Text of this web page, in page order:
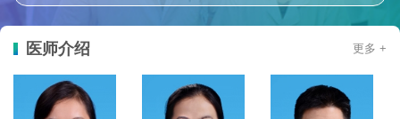
医师介绍 更多 +